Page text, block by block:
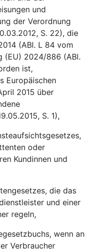
und
der Verordnung
S. 22), die
(ABl. L 84 vom
(EU) 2024/886 (ABl.
ist,
Europäischen
2015 über
S. 1),
oder
Kundinnen und
die das
und einer
regeln,
wenn an
Verbraucher